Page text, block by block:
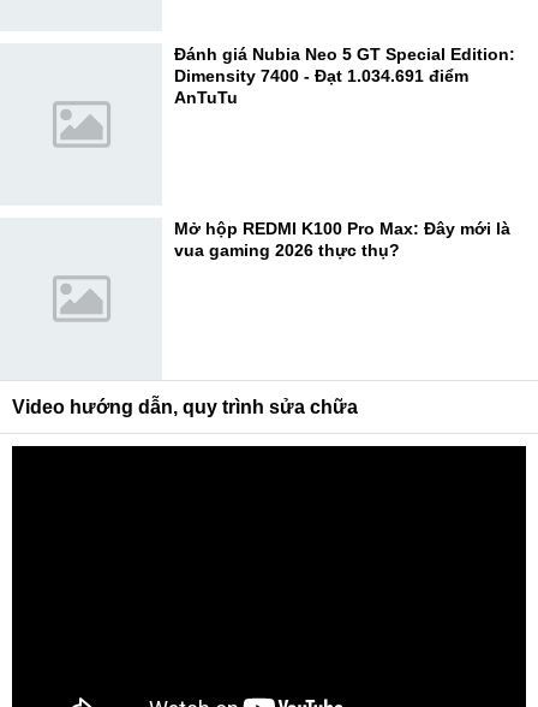
Đánh giá Nubia Neo 5 GT Special Edition:
Dimensity 7400 - Đạt 1.034.691 điểm
AnTuTu
Mở hộp REDMI K100 Pro Max: Đây mới là
vua gaming 2026 thực thụ?
Video hướng dẫn, quy trình sửa chữa